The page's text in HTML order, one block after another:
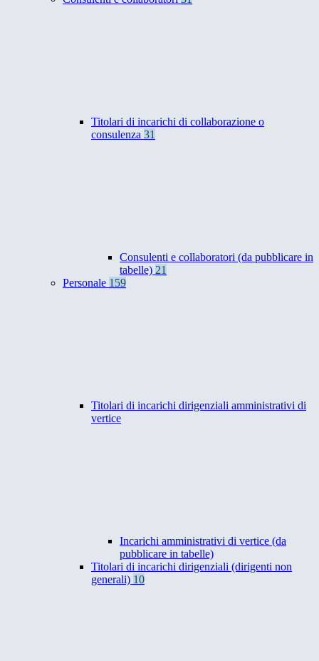
Titolari di incarichi di collaborazione o
consulenza 31
Consulenti e collaboratori (da pubblicare in
tabelle) 21
Personale 159
Titolari di incarichi dirigenziali amministrativi di
vertice
Incarichi amministrativi di vertice (da
pubblicare in tabelle)
Titolari di incarichi dirigenziali (dirigenti non
generali) 10